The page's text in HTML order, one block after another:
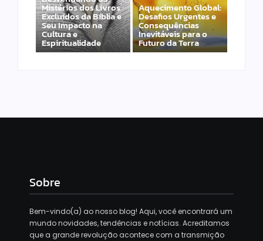
Mistérios dos Livros
Excluídos da Bíblia e
Seu Impacto na
Cultura e
Espiritualidade
Aquecimento Global:
Desafios Urgentes e
Consequências
Inevitáveis para o
Futuro da Terra
Sobre
Bem-vindo(a) ao nosso blog! Aqui, você encontrará um
mundo novidades, tendências e notícias. Acreditamos
que a grande revolução acontece com a transmição